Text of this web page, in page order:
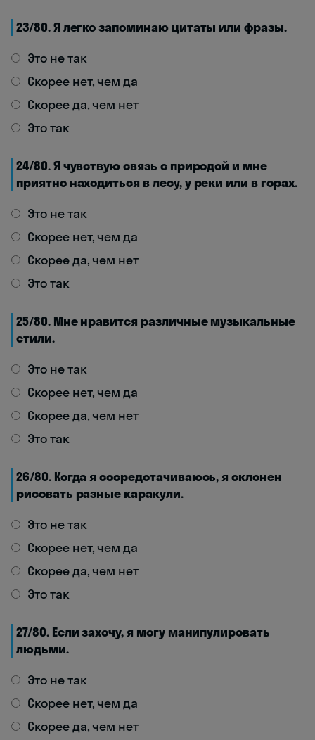
23/80. Я легко запоминаю цитаты или фразы.
Это не так
Скорее нет, чем да
Скорее да, чем нет
Это так
24/80. Я чувствую связь с природой и мне
приятно находиться в лесу, у реки или в горах.
Это не так
Скорее нет, чем да
Скорее да, чем нет
Это так
25/80. Мне нравится различные музыкальные
стили.
Это не так
Скорее нет, чем да
Скорее да, чем нет
Это так
26/80. Когда я сосредотачиваюсь, я склонен
рисовать разные каракули.
Это не так
Скорее нет, чем да
Скорее да, чем нет
Это так
27/80. Если захочу, я могу манипулировать
людьми.
Это не так
Скорее нет, чем да
Скорее да, чем нет